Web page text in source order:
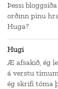
Þessi
orðinn pínu
Huga?
Hugi
Æ afsakið, ég
á verstu
ég skrifi tóma